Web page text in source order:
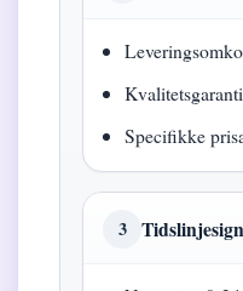
Specifikke
3